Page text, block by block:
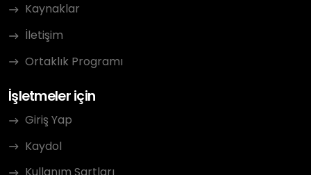
Kaynaklar
İletişim
Ortaklık Programı
İşletmeler için
Giriş Yap
Kaydol